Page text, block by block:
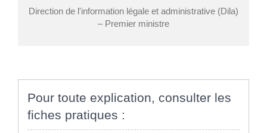
Direction de l'information légale et administrative (Dila)
– Premier ministre
Pour toute explication, consulter les
fiches pratiques :